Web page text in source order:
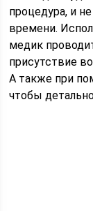
процедура, и
времени.
медик
присутствие
А также при
чтобы